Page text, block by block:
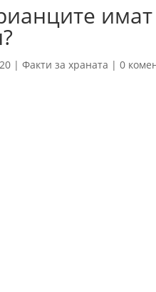
|Факти за храната |0